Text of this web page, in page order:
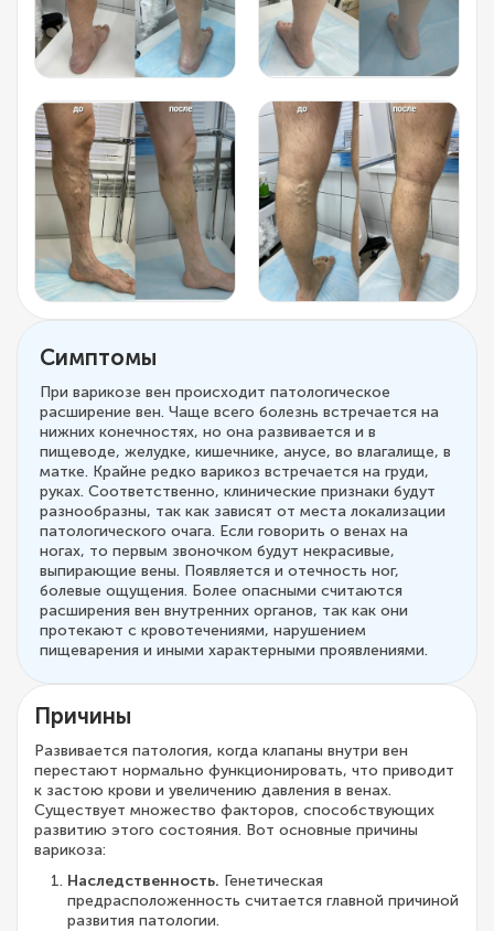
Симптомы
При варикозе вен происходит патологическое
расширение вен. Чаще всего болезнь встречается на
нижних конечностях, но она развивается и в
пищеводе, желудке, кишечнике, анусе, во влагалище, в
матке. Крайне редко варикоз встречается на груди,
руках. Соответственно, клинические признаки будут
разнообразны, так как зависят от места локализации
патологического очага. Если говорить о венах на
ногах, то первым звоночком будут некрасивые,
выпирающие вены. Появляется и отечность ног,
болевые ощущения. Более опасными считаются
расширения вен внутренних органов, так как они
протекают с кровотечениями, нарушением
пищеварения и иными характерными проявлениями.
Причины
Развивается патология, когда клапаны внутри вен
перестают нормально функционировать, что приводит
к застою крови и увеличению давления в венах.
Существует множество факторов, способствующих
развитию этого состояния. Вот основные причины
варикоза:
Наследственность. Генетическая
предрасположенность считается главной причиной
развития патологии.